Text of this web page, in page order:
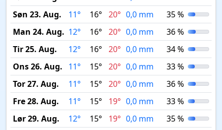
Søn 23. Aug.
11° 16° 20° 0,0 mm
35 %
Man 24. Aug. 12° 16° 20° 0,0 mm
36 %
Tir 25. Aug.
12° 16° 20° 0,0 mm
34 %
Ons 26. Aug.
11° 15° 20° 0,0 mm
33 %
Tor 27. Aug.
11° 15° 20° 0,0 mm
36 %
Fre 28. Aug.
11° 15° 19° 0,0 mm
33 %
Lør 29. Aug.
12° 15° 19° 0,0 mm
35 %